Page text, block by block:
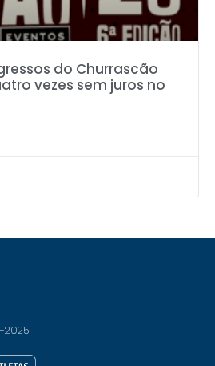
do Churrascão
vezes sem juros no
2025